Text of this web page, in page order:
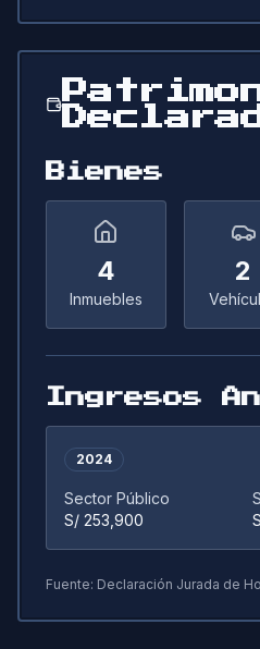
Bienes
4
Inmuebles
2
Ingresos
2024
Sector Público
S/ 253,900
Fuente: Declaración Jurada de